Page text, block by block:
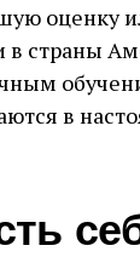
оценку
в страны
в